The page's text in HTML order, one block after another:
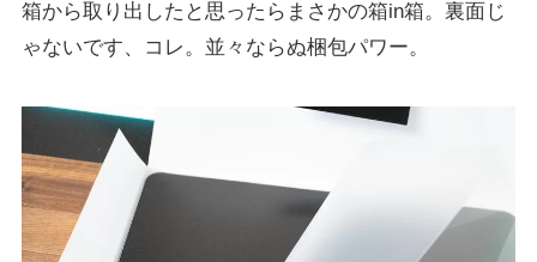
箱から取り出したと思ったらまさかの箱in箱。裏面じ
ゃないです、コレ。並々ならぬ梱包パワー。